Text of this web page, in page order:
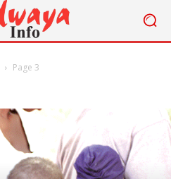
Page 3